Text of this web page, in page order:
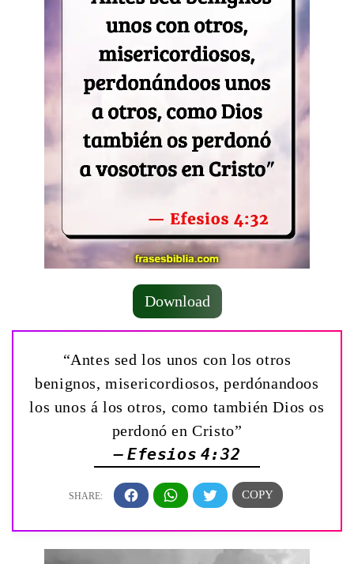
Download
“Antes sed los unos con los otros
benignos, misericordiosos, perdónandoos
los unos á los otros, como también Dios os
perdonó en Cristo”
— Efesios 4:32